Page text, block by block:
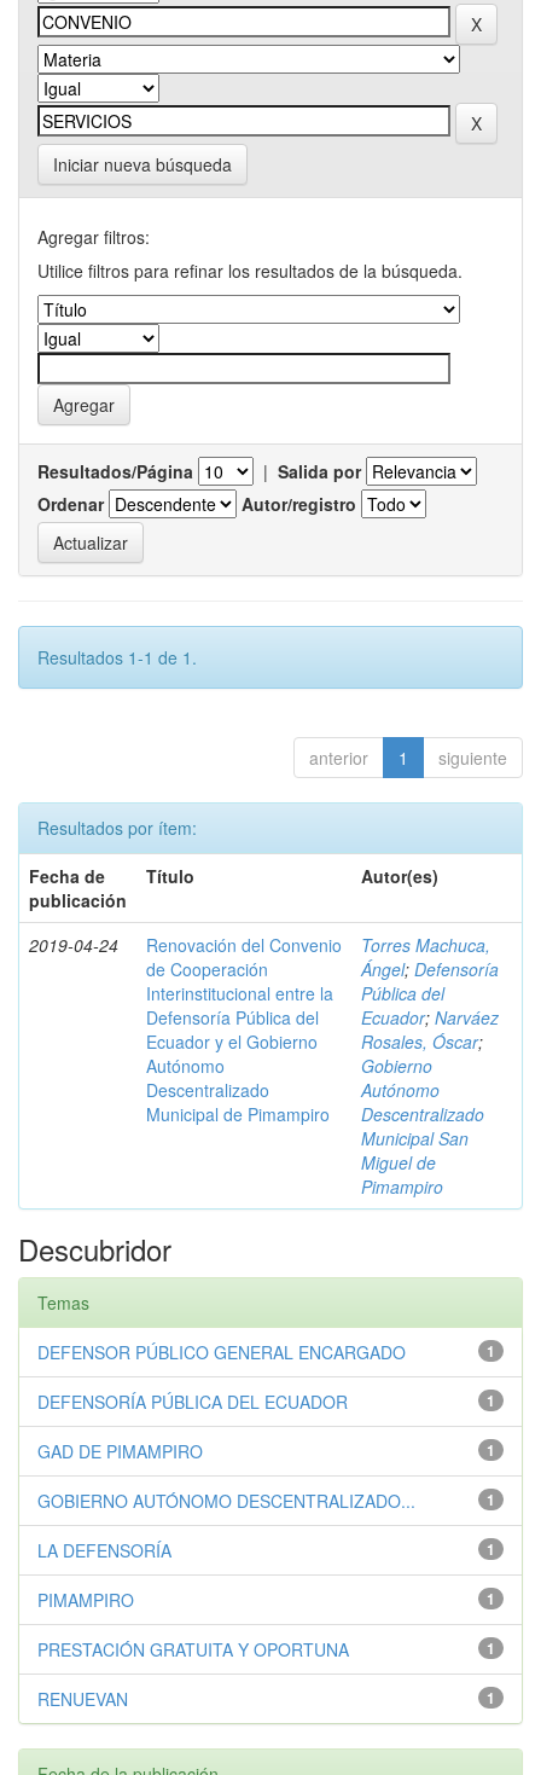
Iniciar nueva búsqueda
Agregar filtros:
Utilice filtros para refinar los resultados de la búsqueda.
Resultados/Página | Salida por
Ordenar
Autor/registro
Resultados 1-1 de 1.
anterior 1 siguiente
Resultados por ítem:
Fecha de
publicación
Título Autor(es)
2019-04-24
Renovación del Convenio
de Cooperación
Interinstitucional entre la
Defensoría Pública del
Ecuador y el Gobierno
Autónomo
Descentralizado
Municipal de Pimampiro
Torres Machuca,
Ángel; Defensoría
Pública del
Ecuador; Narváez
Rosales, Óscar;
Gobierno
Autónomo
Descentralizado
Municipal San
Miguel de
Pimampiro
Descubridor
Temas
1
DEFENSOR PÚBLICO GENERAL ENCARGADO
1
DEFENSORÍA PÚBLICA DEL ECUADOR
1
GAD DE PIMAMPIRO
1
GOBIERNO AUTÓNOMO DESCENTRALIZADO...
1
LA DEFENSORÍA
1
PIMAMPIRO
1
PRESTACIÓN GRATUITA Y OPORTUNA
1
RENUEVAN